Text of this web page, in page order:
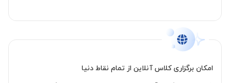
امکان برگزاری کلاس آنلاین از تمام نقاط دنیا